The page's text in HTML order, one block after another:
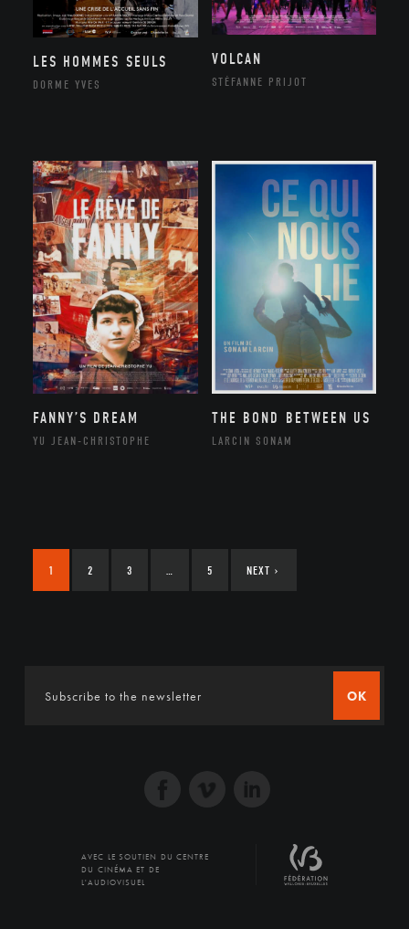
LES HOMMES SEULS
DORME YVES
VOLCAN
STÉFANNE PRIJOT
FANNY’S DREAM
YU JEAN-CHRISTOPHE
THE BOND BETWEEN US
LARCIN SONAM
1 2 3 … 5 NEXT ›
OK
AVEC LE SOUTIEN DU CENTRE
DU CINÉMA ET DE
L'AUDIOVISUEL